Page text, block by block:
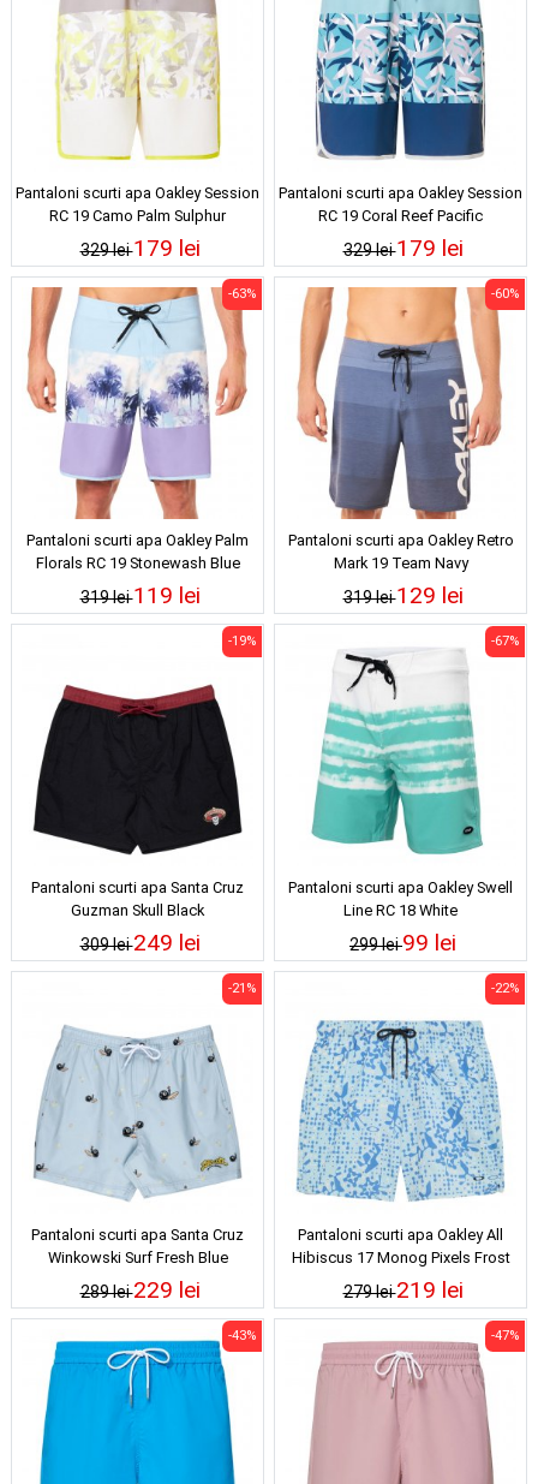
Pantaloni scurti apa Oakley Session
RC 19 Camo Palm Sulphur
329 lei179 lei
Pantaloni scurti apa Oakley Session
RC 19 Coral Reef Pacific
329 lei179 lei
Pantaloni scurti apa Oakley Palm
Florals RC 19 Stonewash Blue
319 lei
-63%
119 lei
Pantaloni scurti apa Oakley Retro
Mark 19 Team Navy
319 lei
-60%
129 lei
Pantaloni scurti apa Santa Cruz
Guzman Skull Black
309 lei
-19%
249 lei
Pantaloni scurti apa Oakley Swell
Line RC 18 White
299 lei
-67%
99 lei
Pantaloni scurti apa Santa Cruz
Winkowski Surf Fresh Blue
289 lei
-21%
229 lei
Pantaloni scurti apa Oakley All
Hibiscus 17 Monog Pixels Frost
279 lei
-22%
219 lei
-43% -47%